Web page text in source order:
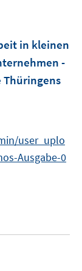
in kleinen
-
Thüringens
user_uplo
Ausgabe-0